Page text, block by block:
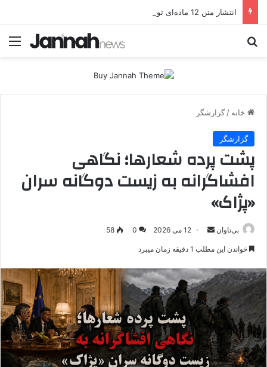
انتشار متن 12 ماده‌ای توافق نهایی بین ترکیه و پ.ک.ک
خانه / گزارشگر
گزارشگر
پشت پرده شعارها؛ نگاهی
افشاگرانه به زیست دوگانه سران
«پژاک»
بی‌تاوان
ر
ا
ل
ا
ی
م
ی
ل
12 می 2026 0
58
خواندن این مطلب 1 دقیقه زمان میبرد